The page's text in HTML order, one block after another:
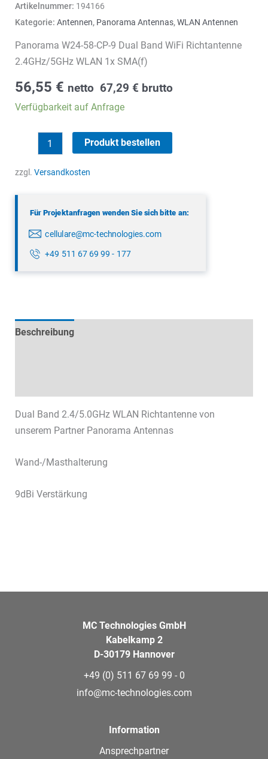
Artikelnummer: 194166
Kategorie: Antennen, Panorama Antennas,WLAN Antennen
Panorama W24-58-CP-9 Dual Band WiFi Richtantenne
2.4GHz/5GHz WLAN 1x SMA(f)
56,55 € netto 67,29 € brutto
Verfügbarkeit auf Anfrage
Panorama
58-
Produkt bestellen
zzgl. Versandkosten
Für Projektanfragen wenden Sie sich bitte an:
cellulare@mc-technologies.com
+49 511 67 69 99 - 177
Beschreibung
Dual Band 2.4/5.0GHz WLAN Richtantenne von
unserem Partner Panorama Antennas
Wand-/Masthalterung
9dBi Verstärkung
MC Technologies GmbH
Kabelkamp 2
D-30179 Hannover
+49 (0) 511 67 69 99 - 0
info@mc-technologies.com
Information
Ansprechpartner